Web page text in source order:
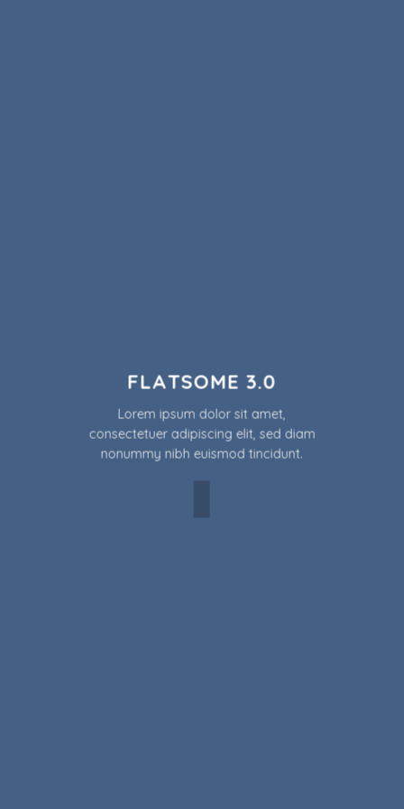
FLATSOME 3.0
Lorem ipsum dolor sit amet,
consectetuer adipiscing elit, sed diam
nonummy nibh euismod tincidunt.